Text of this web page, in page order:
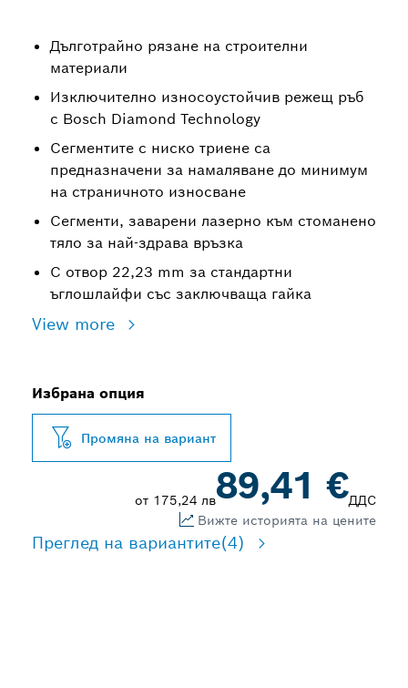
Дълготрайно рязане на строителни
материали
Изключително износоустойчив режещ ръб
с Bosch Diamond Technology
Сегментите с ниско триене са
предназначени за намаляване до минимум
на страничното износване
Сегменти, заварени лазерно към стоманено
тяло за най-здрава връзка
С отвор 22,23 mm за стандартни
ъглошлайфи със заключваща гайка
View more
Избрана опция
Промяна на вариант
от 175,24 лв89,41 €ДДС
Вижте историята на цените
Преглед на вариантите(4)